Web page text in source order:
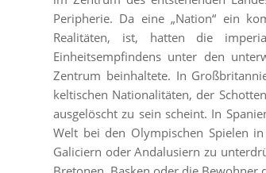
Peripherie. Da eine „Nation“ ein
Realitäten, ist, hatten die
Einheitsempfindens unter den
Zentrum beinhaltete. In
keltischen Nationalitäten, der
ausgelöscht zu sein scheint. In
Welt bei den Olympischen Spielen
Galiciern oder Andalusiern zu